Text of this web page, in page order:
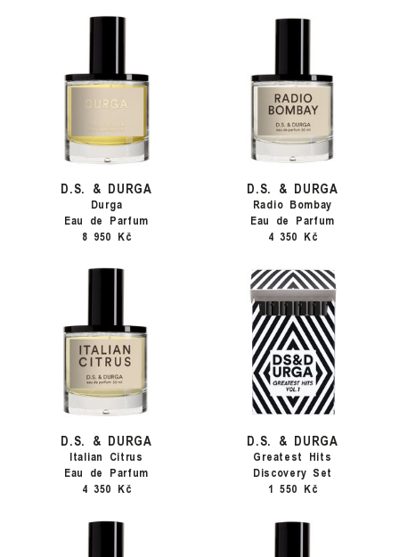
D.S. & DURGA
Durga
Eau de Parfum
8 950 Kč
D.S. & DURGA
Radio Bombay
Eau de Parfum
4 350 Kč
D.S. & DURGA
Italian Citrus
Eau de Parfum
4 350 Kč
D.S. & DURGA
Greatest Hits
Discovery Set
1 550 Kč